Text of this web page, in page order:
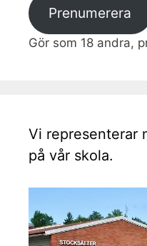
Prenumerera
Gör som 18 andra,
Vi representerar
på vår skola.